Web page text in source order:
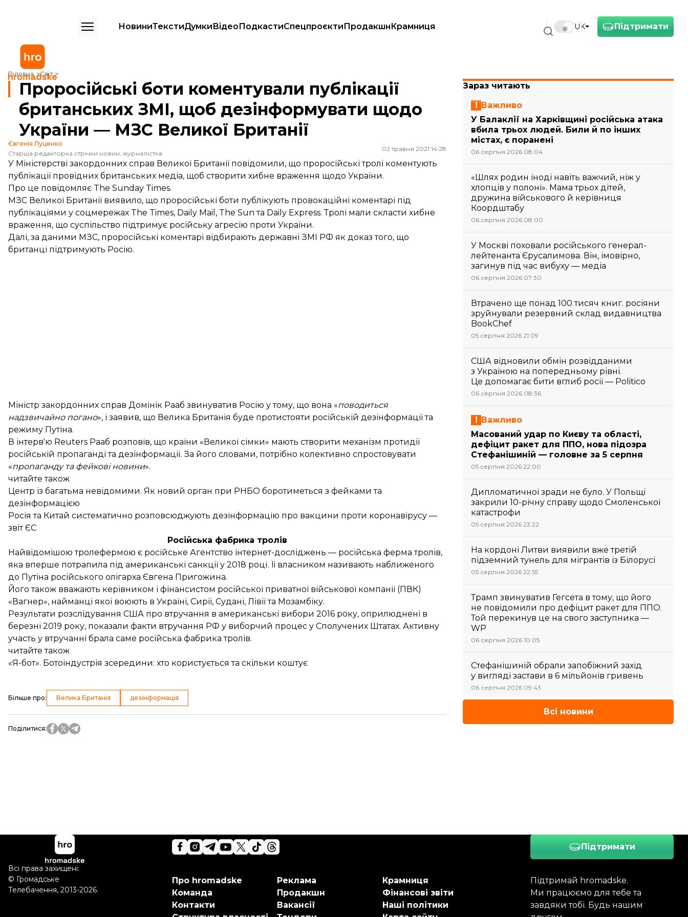
Підтримати
UK
НовиниТекстиДумкиВідеоПодкастиСпецпроєктиПродакшнКрамниця
Головна Світ
Проросійські боти коментували публікації британських ЗМІ, щоб дезінформувати щодо України — МЗС Великої Британії
Проросійські боти коментували публікації
британських ЗМІ, щоб дезінформувати щодо
України — МЗС Великої Британії
Євгенія Луценко
Старша редакторка стрічки новин, журналістка
02 травня 2021 14:28
У Міністерстві закордонних справ Великої Британії повідомили, що проросійські тролі коментують
публікації провідних британських медіа, щоб створити хибне враження щодо України.
Про це повідомляє The Sunday Times.
МЗС Великої Британії виявило, що проросійські боти публікують провокаційні коментарі під
публікаціями у соцмережах The Times, Daily Mail, The Sun та Daily Express. Тролі мали скласти хибне
враження, що суспільство підтримує російську агресію проти України.
Далі, за даними МЗС, проросійські коментарі відбирають державні ЗМІ РФ як доказ того, що
британці підтримують Росію.
Міністр закордонних справ Домінік Рааб звинуватив Росію у тому, що вона «поводиться
надзвичайно погано», і заявив, що Велика Британія буде протистояти російській дезінформації та
режиму Путіна.
В інтерв'ю Reuters Рааб розповів, що країни «Великої сімки» мають створити механізм протидії
російській пропаганді та дезінформації. За його словами, потрібно колективно спростовувати
«пропаганду та фейкові новини».
читайте також
Центр із багатьма невідомими. Як новий орган при РНБО боротиметься з фейками та
дезінформацією
Росія та Китай систематично розповсюджують дезінформацію про вакцини проти коронавірусу —
звіт ЄС
Російська фабрика тролів
Найвідомішою тролефермою є російське Агентство інтернет-досліджень — російська ферма тролів,
яка вперше потрапила під американські санкції у 2018 році. Її власником називають наближеного
до Путіна російського олігарха Євгена Пригожина.
Його також вважають керівником і фінансистом російської приватної військової компанії (ПВК)
«Вагнер», найманці якої воюють в Україні, Сирії, Судані, Лівії та Мозамбіку.
Результати розслідування США про втручання в американські вибори 2016 року, оприлюднені в
березні 2019 року, показали факти втручання РФ у виборчий процес у Сполучених Штатах. Активну
участь у втручанні брала саме російська фабрика тролів.
читайте також
«Я-бот». Ботоіндустрія зсередини: хто користується та скільки коштує
Більше про: Велика Британія дезінформація
Поділитися:
Зараз читають
Важливо
У Балаклії на Харківщині російська атака
вбила трьох людей. Били й по інших
містах, є поранені
06 серпня 2026 08:04
«Шлях родин іноді навіть важчий, ніж у
хлопців у полоні». Мама трьох дітей,
дружина військового й керівниця
Коордштабу
06 серпня 2026 08:00
У Москві поховали російського генерал-
лейтенанта Єрусалимова. Він, імовірно,
загинув під час вибуху — медіа
06 серпня 2026 07:30
Втрачено ще понад 100 тисяч книг. росіяни
зруйнували резервний склад видавництва
BookChef
05 серпня 2026 21:09
США відновили обмін розвідданими
з Україною на попередньому рівні.
Це допомагає бити вглиб росії — Politico
06 серпня 2026 08:36
Важливо
Масований удар по Києву та області,
дефіцит ракет для ППО, нова підозра
Стефанішиній — головне за 5 серпня
05 серпня 2026 22:00
Дипломатичної зради не було. У Польщі
закрили 10-річну справу щодо Смоленської
катастрофи
05 серпня 2026 23:22
На кордоні Литви виявили вже третій
підземний тунель для мігрантів із Білорусі
05 серпня 2026 22:55
Трамп звинуватив Гегсета в тому, що його
не повідомили про дефіцит ракет для ППО.
Той перекинув це на свого заступника —
WP
06 серпня 2026 10:05
Стефанішиній обрали запобіжний захід
у вигляді застави в 6 мільйонів гривень
06 серпня 2026 09:43
Всі новини
Підтримати
Підтримай hromadske.
Ми працюємо для тебе та
завдяки тобі. Будь нашим
Про hromadske
Команда
Контакти
Реклама
Продакшн
Вакансії
Крамниця
Фінансові звіти
Наші політики
Всі права захищені:
© Громадське
Телебачення, 2013-2026.